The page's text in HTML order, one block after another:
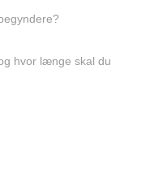
hvor længe skal du